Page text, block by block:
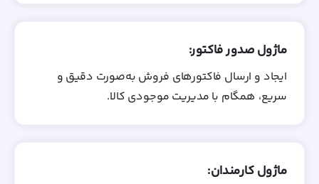
ماژول صدور فاکتور:
ایجاد و ارسال فاکتورهای فروش به‌صورت دقیق و
سریع، همگام با مدیریت موجودی کالا.
ماژول کارمندان: